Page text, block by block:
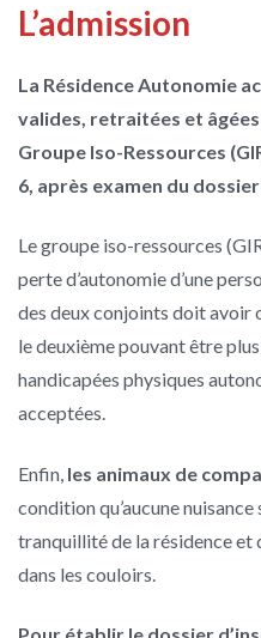
L’admission
La Résidence Autonomie
valides, retraitées et
Groupe Iso-Ressources
6, après examen du
Le groupe iso-ressources
perte d’autonomie d’une
des deux conjoints doit avoir
le deuxième pouvant être
handicapées physiques
acceptées.
Enfin, les animaux de
condition qu’aucune
tranquillité de la résidence et
dans les couloirs.